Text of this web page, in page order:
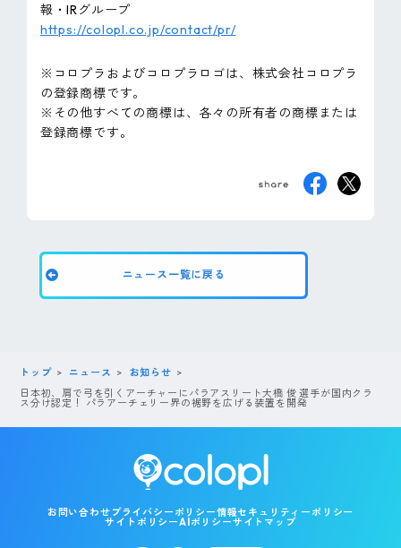
報・IRグループ
https://colopl.co.jp/contact/pr/
※コロプラおよびコロプラロゴは、株式会社コロプラ
の登録商標です。
※その他すべての商標は、各々の所有者の商標または
登録商標です。
ニュース一覧に戻る
トップ ニュース
お知らせ
日本初、肩で弓を引くアーチャーにパラアスリート大橋 俊 選手が国内クラ
ス分け認定！ パラアーチェリー界の裾野を広げる装置を開発
お問い合わせ プライバシーポリシー情報セキュリティーポリシー
サイトポリシーAIポリシーサイトマップ